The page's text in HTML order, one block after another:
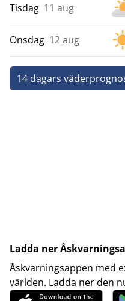
Tisdag 11 aug
Onsdag 12 aug
14 dagars
Ladda ner
Åskvarningsappen med
världen. Ladda ner den